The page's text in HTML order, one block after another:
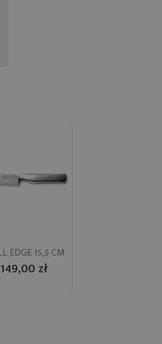
podgląd
EDGE 15,5 CM
149,00 zł